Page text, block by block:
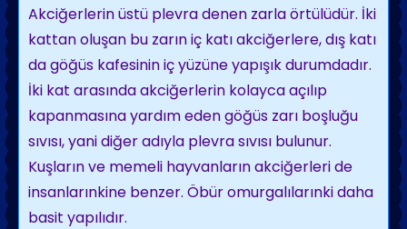
Akciğerlerin üstü plevra denen zarla örtülüdür. İki
kattan oluşan bu zarın iç katı akciğerlere, dış katı
da göğüs kafesinin iç yüzüne yapışık durumdadır.
İki kat arasında akciğerlerin kolayca açılıp
kapanmasına yardım eden göğüs zarı boşluğu
sıvısı, yani diğer adıyla plevra sıvısı bulunur.
Kuşların ve memeli hayvanların akciğerleri de
insanlarınkine benzer. Öbür omurgalılarınki daha
basit yapılıdır.